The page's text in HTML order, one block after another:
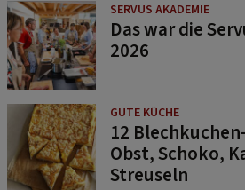
SERVUS AKADEMIE
Das war die
2026
GUTE KÜCHE
12
Obst, Schoko,
Streuseln